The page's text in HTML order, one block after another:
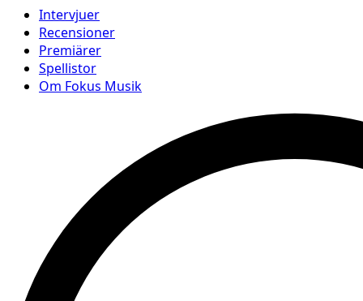
Intervjuer
Recensioner
Premiärer
Spellistor
Om Fokus Musik